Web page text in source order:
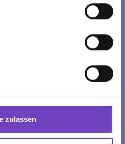
zulassen
alle Aktionen und